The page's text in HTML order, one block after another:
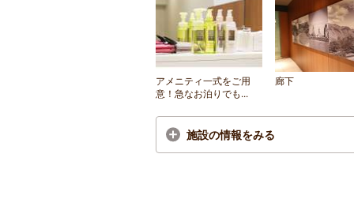
アメニティ一式をご用
意！急なお泊りでも...
廊下
施設の情報をみる